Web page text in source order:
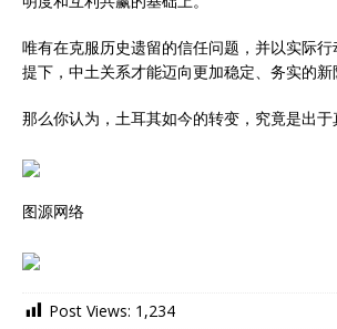
唯有在克服历史遗留的信任问题，并以实际
提下，中土关系才能迈向更加稳定、务实的新
那么你认为，土耳其如今的转变，究竟是出于
图源网络
Post Views: 1,234